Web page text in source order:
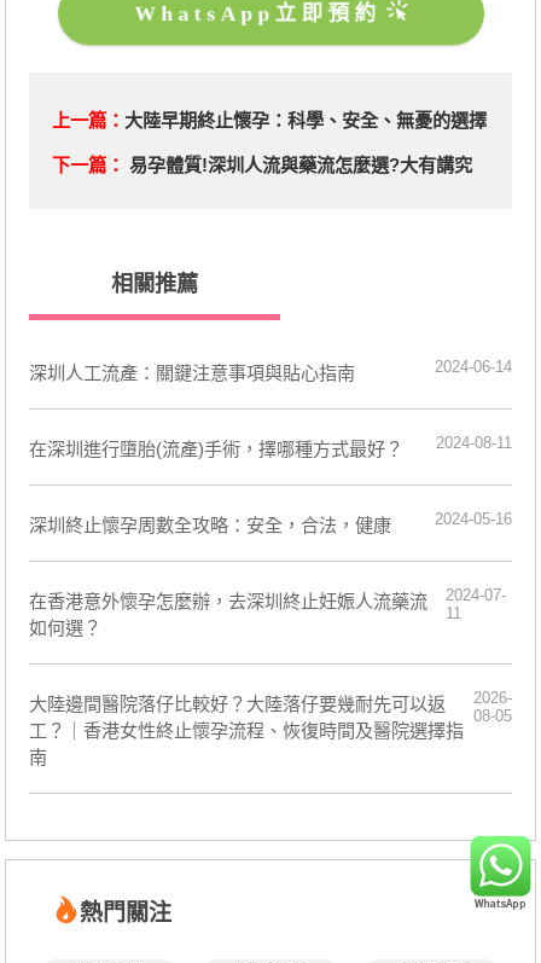
WhatsApp立即預約
上一篇： ​大陸早期終止懷孕：科學、安全、無憂的選擇
下一篇： 易孕體質!深圳人流與藥流怎麼選?大有講究
相關推薦
深圳人工流產：關鍵注意事項與貼心指南 2024-06-14
在深圳進行墮胎(流產)手術，擇哪種方式最好？ 2024-08-11
深圳終止懷孕周數全攻略：安全，合法，健康 2024-05-16
在香港意外懷孕怎麼辦，去深圳終止妊娠人流藥流
如何選？
2024-07-
11
大陸邊間醫院落仔比較好？大陸落仔要幾耐先可以返
工？｜香港女性終止懷孕流程、恢復時間及醫院選擇指
南
2026-
08-05
熱門關注